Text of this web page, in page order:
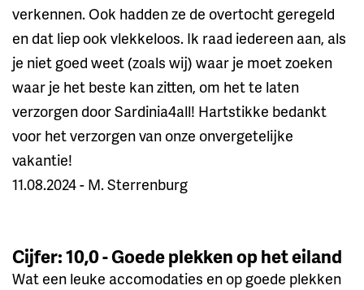
verkennen. Ook hadden ze de overtocht geregeld
en dat liep ook vlekkeloos. Ik raad iedereen aan, als
je niet goed weet (zoals wij) waar je moet zoeken
waar je het beste kan zitten, om het te laten
verzorgen door Sardinia4all! Hartstikke bedankt
voor het verzorgen van onze onvergetelijke
vakantie!
11.08.2024 - M. Sterrenburg
Cijfer: 10,0 - Goede plekken op het eiland
Wat een leuke accomodaties en op goede plekken